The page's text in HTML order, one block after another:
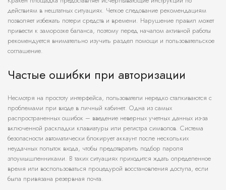
действиям в нештатных ситуациях. Четкое следование рекомендациям
позволяет избежать потери средств и времени. Нарушение правил может
привести к заморозке баланса, поэтому перед началом активной работы
рекомендуется внимательно изучить раздел помощи и пользовательское
соглашение.
Частые ошибки при авторизации
Несмотря на простоту интерфейса, пользователи нередко сталкиваются с
проблемами при входе в личный кабинет. Одна из самых
распространенных ошибок – введение неверных учетных данных из-за
включенной раскладки клавиатуры или регистра символов. Система
безопасности автоматически блокирует аккаунт после нескольких
неудачных попыток входа, чтобы предотвратить подбор пароля
злоумышленниками. В таких ситуациях приходится ждать определенное
время или воспользоваться процедурой восстановления доступа, если
была привязана резервная почта.